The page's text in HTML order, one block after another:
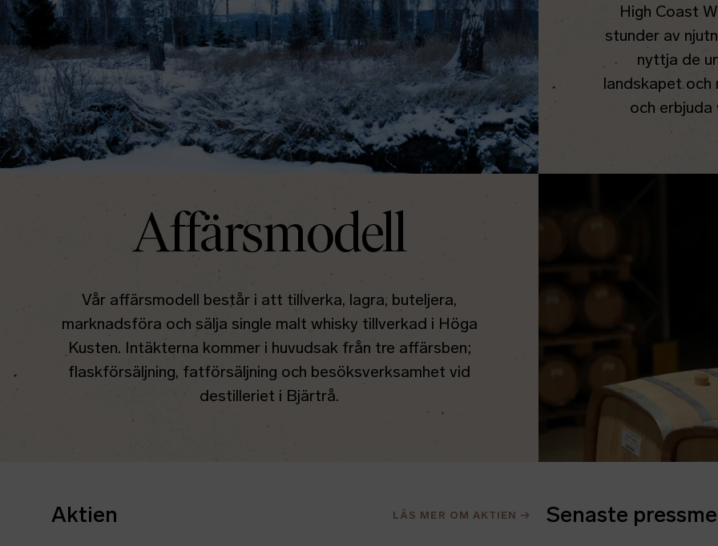
High Coast
stunder av
nyttja de
landskapet
och erbjuda
Affärsmodell
Vår affärsmodell består i att tillverka, lagra, buteljera,
marknadsföra och sälja single malt whisky tillverkad i Höga
Kusten. Intäkterna kommer i huvudsak från tre affärsben;
flaskförsäljning, fatförsäljning och besöksverksamhet vid
destilleriet i Bjärtrå.
Aktien LÄS MER OM AKTIEN → Senaste